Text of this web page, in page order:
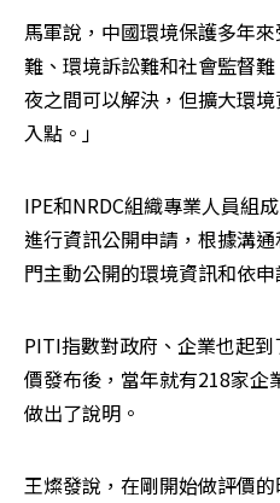
馬軍說，中國環境保護多年
難、環境訴訟難和社會監督
夜之間可以解決，但擴大環
入點。」
IPE和NRDC組織專業人員組
進行資訊公開申請，根據溝
門主動公開的環境資訊和依
PITI指數對政府、企業也起
價發布後，當年就有218家企
做出了說明。
王燦發說，在剛開始做評價